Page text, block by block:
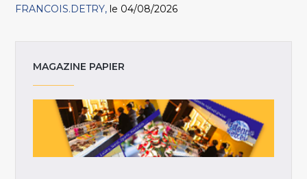
FRANCOIS.DETRY le 04/08/2026
MAGAZINE PAPIER